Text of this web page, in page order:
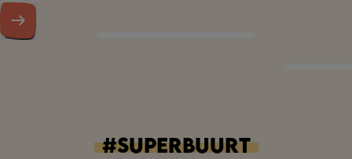
#superbuurt